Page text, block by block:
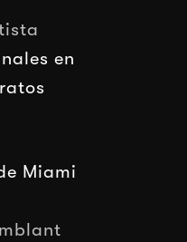
en
Miami